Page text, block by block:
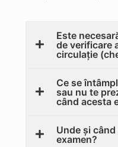
Este
de verificare
circulație
Ce se
sau nu te
când acesta
Unde și
examen?